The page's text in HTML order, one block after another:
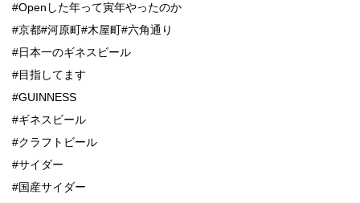
#Openした年って寅年やったのか
#京都#河原町#木屋町#六角通り
#日本一のギネスビール
#目指してます
#GUINNESS
#ギネスビール
#クラフトビール
#サイダー
#国産サイダー